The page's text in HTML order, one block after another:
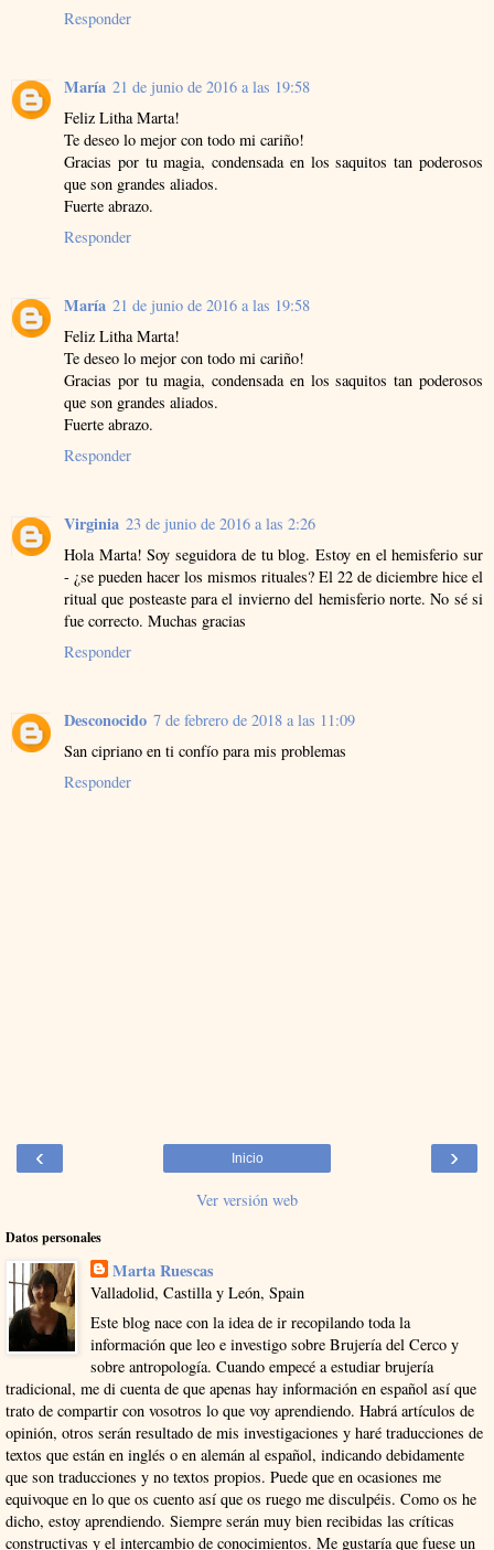
Responder
María 21 de junio de 2016 a las 19:58
Feliz Litha Marta!
Te deseo lo mejor con todo mi cariño!
Gracias por tu magia, condensada en los saquitos tan poderosos
que son grandes aliados.
Fuerte abrazo.
Responder
María 21 de junio de 2016 a las 19:58
Feliz Litha Marta!
Te deseo lo mejor con todo mi cariño!
Gracias por tu magia, condensada en los saquitos tan poderosos
que son grandes aliados.
Fuerte abrazo.
Responder
Virginia 23 de junio de 2016 a las 2:26
Hola Marta! Soy seguidora de tu blog. Estoy en el hemisferio sur
- ¿se pueden hacer los mismos rituales? El 22 de diciembre hice el
ritual que posteaste para el invierno del hemisferio norte. No sé si
fue correcto. Muchas gracias
Responder
Desconocido 7 de febrero de 2018 a las 11:09
San cipriano en ti confío para mis problemas
Responder
‹ ›
Inicio
Ver versión web
Datos personales
Marta Ruescas
Valladolid, Castilla y León, Spain
Este blog nace con la idea de ir recopilando toda la
información que leo e investigo sobre Brujería del Cerco y
sobre antropología. Cuando empecé a estudiar brujería
tradicional, me di cuenta de que apenas hay información en español así que
trato de compartir con vosotros lo que voy aprendiendo. Habrá artículos de
opinión, otros serán resultado de mis investigaciones y haré traducciones de
textos que están en inglés o en alemán al español, indicando debidamente
que son traducciones y no textos propios. Puede que en ocasiones me
equivoque en lo que os cuento así que os ruego me disculpéis. Como os he
dicho, estoy aprendiendo. Siempre serán muy bien recibidas las críticas
constructivas y el intercambio de conocimientos. Me gustaría que fuese un